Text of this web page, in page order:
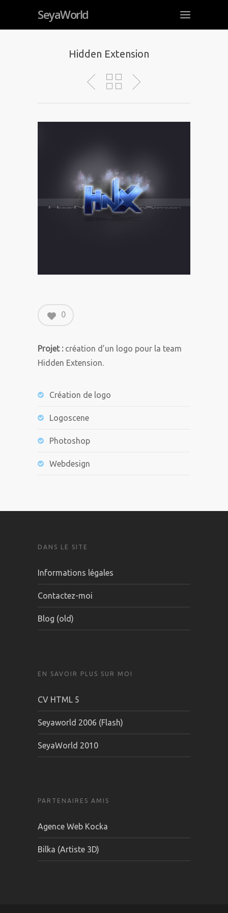
SeyaWorld
Hidden Extension
0
Projet :création d’un logo pour la team
Hidden Extension.
Création de logo
Logoscene
Photoshop
Webdesign
DANS LE SITE
Informations légales
Contactez-moi
Blog (old)
EN SAVOIR PLUS SUR MOI
CV HTML 5
Seyaworld 2006 (Flash)
SeyaWorld 2010
PARTENAIRES AMIS
Agence Web Kocka
Bilka (Artiste 3D)